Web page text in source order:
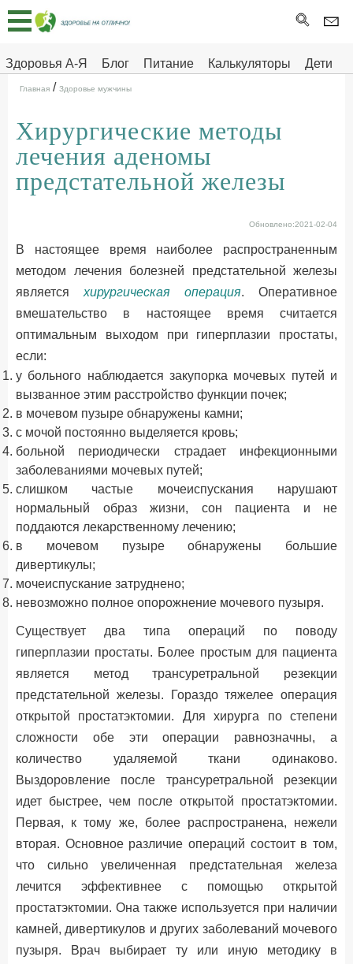
Здоровья А-Я Блог Питание Калькуляторы
Дети
Здоровье на отлично
Главная
Тесты
Про
ДЕТЯМ
Главная / Здоровье мужчины
Хирургические методы
лечения аденомы
предстательной железы
Обновлено:2021-02-04
В настоящее время наиболее распространенным
методом лечения болезней предстательной железы
является хирургическая операция. Оперативное
вмешательство в настоящее время считается
оптимальным выходом при гиперплазии простаты,
если:
у больного наблюдается закупорка мочевых путей и
вызванное этим расстройство функции почек;
в мочевом пузыре обнаружены камни;
с мочой постоянно выделяется кровь;
больной периодически страдает инфекционными
заболеваниями мочевых путей;
слишком частые мочеиспускания нарушают
нормальный образ жизни, сон пациента и не
поддаются лекарственному лечению;
в мочевом пузыре обнаружены большие
дивертикулы;
мочеиспускание затруднено;
невозможно полное опорожнение мочевого пузыря.
Существует два типа операций по поводу
гиперплазии простаты. Более простым для пациента
является метод трансуретральной резекции
предстательной железы. Гораздо тяжелее операция
открытой простатэктомии. Для хирурга по степени
сложности обе эти операции равнозначны, а
количество удаляемой ткани одинаково.
Выздоровление после трансуретральной резекции
идет быстрее, чем после открытой простатэктомии.
Первая, к тому же, более распространена, нежели
вторая. Основное различие операций состоит в том,
что сильно увеличенная предстательная железа
лечится эффективнее с помощью открытой
простатэктомии. Она также используется при наличии
камней, дивертикулов и других заболеваний мочевого
пузыря. Врач выбирает ту или иную методику в